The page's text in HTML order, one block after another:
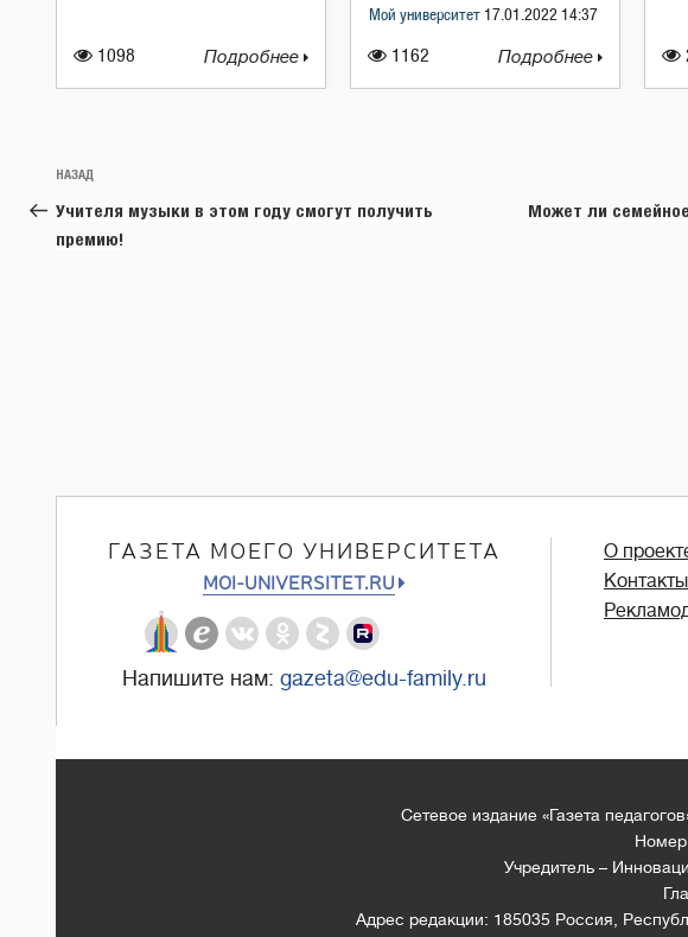
1098 Подробнее 1162
Мой университет 17.01.2022 14:37
Подробнее
Навигация
по
записям
Предыдущая
запись:
НАЗАД
Учителя музыки в этом году смогут получить
премию!
Может ли
ГАЗЕТА МОЕГО УНИВЕРСИТЕТА
MOI-UNIVERSITET.RU
Напишите нам: gazeta@edu-family.ru
О
Контакты
Сетевое издание «Газета
Учредитель –
Адрес редакции: 185035 Россия,